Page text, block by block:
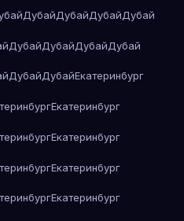
ДубайДубайДубайДубай
ДубайДубайДубайДубай
ДубайДубайЕкатеринбург
Екатеринбург
Екатеринбург
Екатеринбург
Екатеринбург